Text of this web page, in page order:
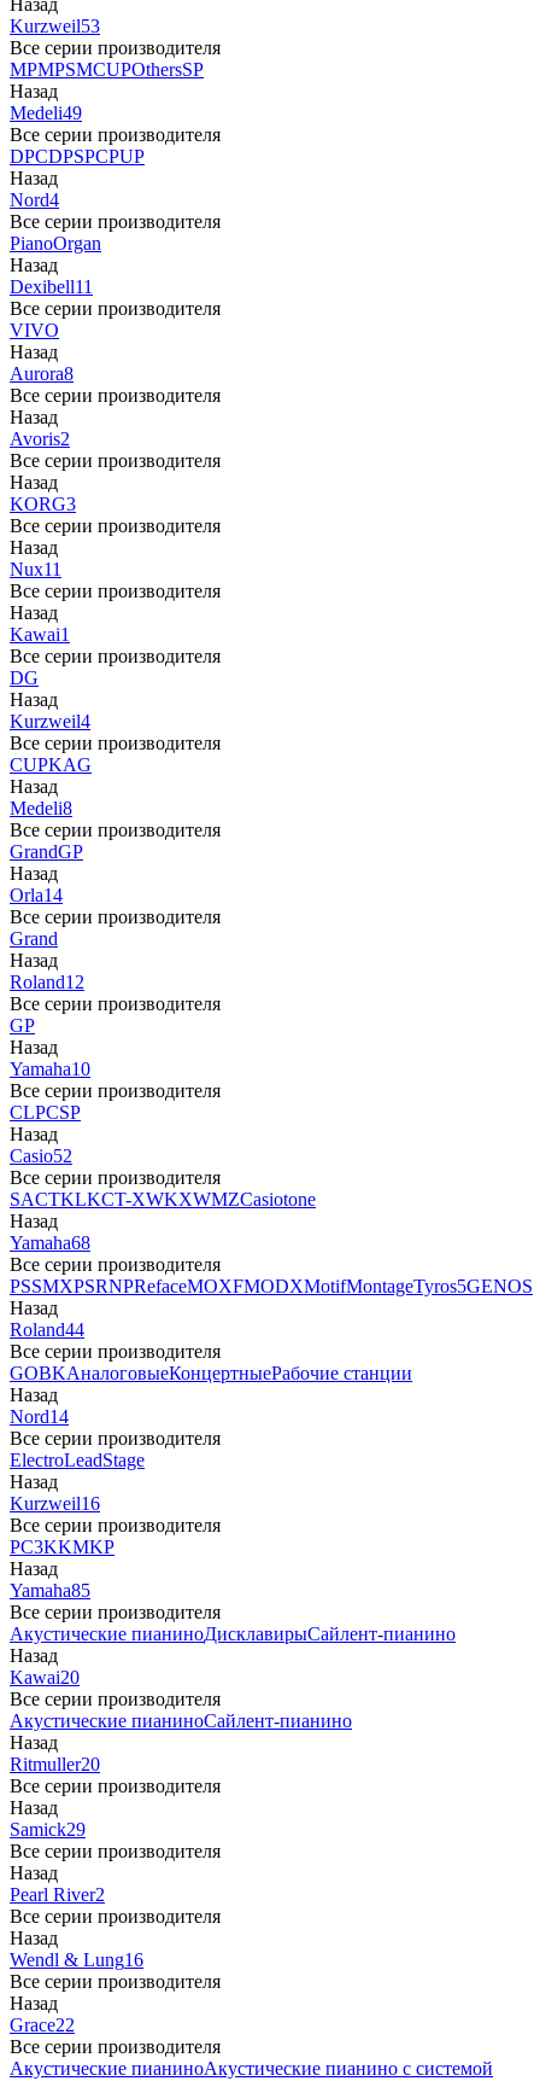
Назад
Kurzweil53
Все серии производителя
MPMPSMCUPOthersSP
Назад
Medeli49
Все серии производителя
DPCDPSPCPUP
Назад
Nord4
Все серии производителя
PianoOrgan
Назад
Dexibell11
Все серии производителя
VIVO
Назад
Aurora8
Все серии производителя
Назад
Avoris2
Все серии производителя
Назад
KORG3
Все серии производителя
Назад
Nux11
Все серии производителя
Назад
Kawai1
Все серии производителя
DG
Назад
Kurzweil4
Все серии производителя
CUPKAG
Назад
Medeli8
Все серии производителя
GrandGP
Назад
Orla14
Все серии производителя
Grand
Назад
Roland12
Все серии производителя
GP
Назад
Yamaha10
Все серии производителя
CLPCSP
Назад
Casio52
Все серии производителя
SACTKLKCT-XWKXWMZCasiotone
Назад
Yamaha68
Все серии производителя
PSSMXPSRNPRefaceMOXFMODXMotifMontageTyros5GENOS
Назад
Roland44
Все серии производителя
GOBKАналоговыеКонцертныеРабочие станции
Назад
Nord14
Все серии производителя
ElectroLeadStage
Назад
Kurzweil16
Все серии производителя
PC3KKMKP
Назад
Yamaha85
Все серии производителя
Акустические пианиноДисклавирыСайлент-пианино
Назад
Kawai20
Все серии производителя
Акустические пианиноСайлент-пианино
Назад
Ritmuller20
Все серии производителя
Назад
Samick29
Все серии производителя
Назад
Pearl River2
Все серии производителя
Назад
Wendl & Lung16
Все серии производителя
Назад
Grace22
Все серии производителя
Акустические пианиноАкустические пианино с системой